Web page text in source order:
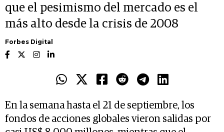
que el pesimismo del mercado es el
más alto desde la crisis de 2008
Forbes Digital
En la semana hasta el 21 de septiembre, los
fondos de acciones globales vieron salidas por